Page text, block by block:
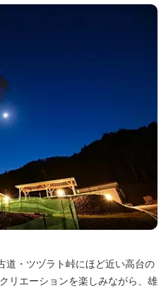
道・ツヅラト峠にほど近い高台の
リエーションを楽しみながら、雄